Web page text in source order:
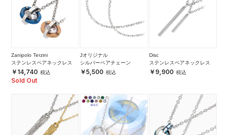
Zanipolo Terzini
ステンレスペアネックレス
14,740
Sold Out
Jオリジナル
シルバーペアチェーン
5,500
Disc
ステンレスペアネックレス
9,900